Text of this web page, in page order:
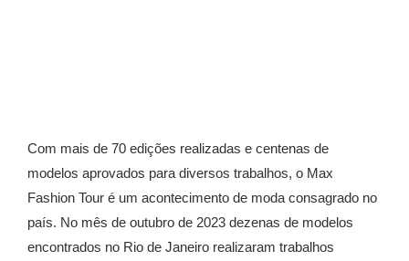
Com mais de 70 edições realizadas e centenas de
modelos aprovados para diversos trabalhos, o Max
Fashion Tour é um acontecimento de moda consagrado no
país. No mês de outubro de 2023 dezenas de modelos
encontrados no Rio de Janeiro realizaram trabalhos